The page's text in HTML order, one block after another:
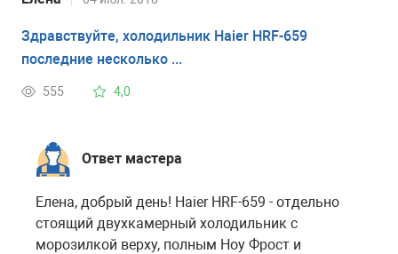
Здравствуйте, холодильник Haier HRF-659
последние несколько ...
555 4,0
Ответ мастера
Елена, добрый день! Haier HRF-659 - отдельно
стоящий двухкамерный холодильник с
морозилкой верху, полным Ноу Фрост и